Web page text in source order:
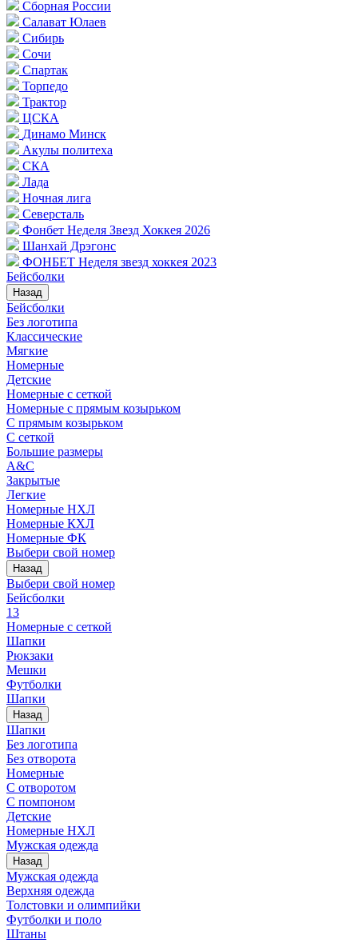
Сборная России
Салават Юлаев
Сибирь
Сочи
Спартак
Торпедо
Трактор
ЦСКА
Динамо Минск
Акулы политеха
СКА
Лада
Ночная лига
Северсталь
Фонбет Неделя Звезд Хоккея 2026
Шанхай Дрэгонс
ФОНБЕТ Неделя звезд хоккея 2023
Бейсболки
Назад
Бейсболки
Без логотипа
Классические
Мягкие
Номерные
Детские
Номерные с сеткой
Номерные с прямым козырьком
С прямым козырьком
С сеткой
Большие размеры
A&C
Закрытые
Легкие
Номерные НХЛ
Номерные КХЛ
Номерные ФК
Выбери свой номер
Назад
Выбери свой номер
Бейсболки
13
Номерные с сеткой
Шапки
Рюкзаки
Мешки
Футболки
Шапки
Назад
Шапки
Без логотипа
Без отворота
Номерные
С отворотом
С помпоном
Детские
Номерные НХЛ
Мужская одежда
Назад
Мужская одежда
Верхняя одежда
Толстовки и олимпийки
Футболки и поло
Штаны